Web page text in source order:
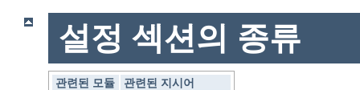
설정 섹션의 종류
관련된 모듈
관련된 지시어